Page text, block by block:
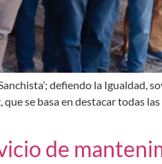
defiendo la Igualdad,
se basa en destacar todas
de